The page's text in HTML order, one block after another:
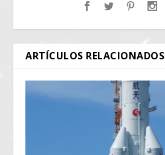
ARTÍCULOS RELACIONADOS